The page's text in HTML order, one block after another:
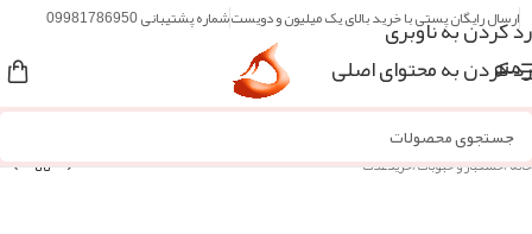
رد کردن به ناوبری
رد کردن به محتوای اصلی
ارسال رایگان پستی با خرید بالای یک میلیون و دویستشماره پشتیبانی 09981786950
منو
خانه/خشکبار و حبوبات/خریدغلات